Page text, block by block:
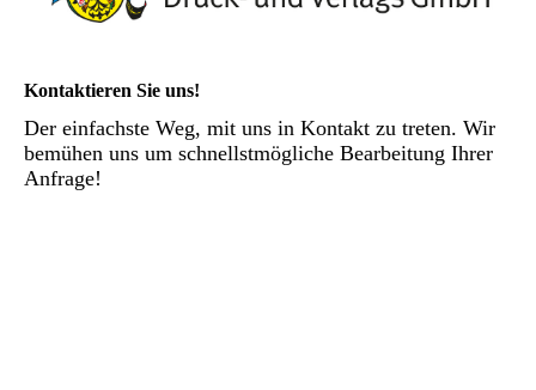
Kontaktieren Sie uns!
Der einfachste Weg, mit uns in Kontakt zu treten. Wir
bemühen uns um schnellstmögliche Bearbeitung Ihrer
Anfrage!